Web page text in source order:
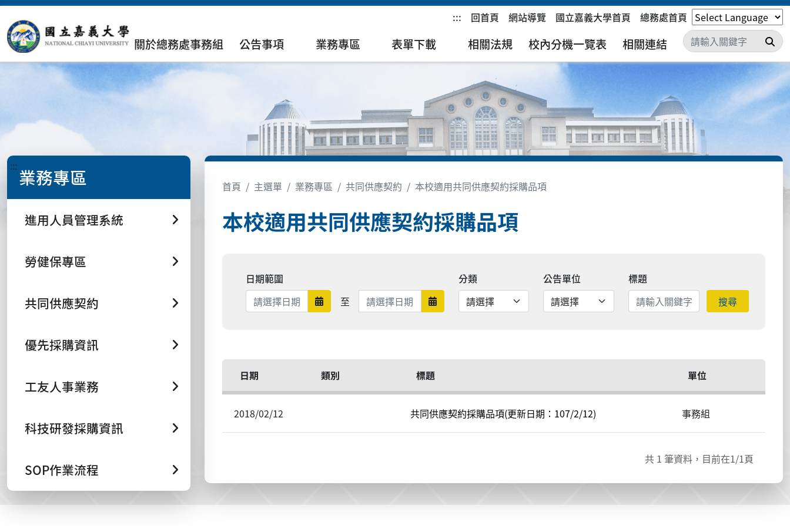
::: 回首頁 網站導覽 國立嘉義大學首頁 總務處首頁
關於總務處事務組 公告事項 業務專區 表單下載 相關法規 校內分機一覽表 相關連結 搜
::: 業務專區
進用人員管理系統
勞健保專區
共同供應契約
優先採購資訊
工友人事業務
科技研發採購資訊
SOP作業流程
首頁 主選單 業務專區 共同供應契約 本校適用共同供應契約採購品項
本校適用共同供應契約採購品項
日期範圍
日期範圍開始
至 日期範圍結束 日期範圍結束
分類 公告單位
標題
搜尋
日期 類別 標題 單位
2018/02/12 共同供應契約採購品項(更新日期：107/2/12) 事務組
共 1 筆資料，目前在1/1頁